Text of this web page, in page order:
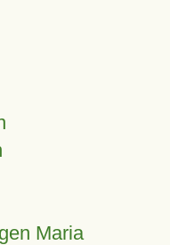
Maria